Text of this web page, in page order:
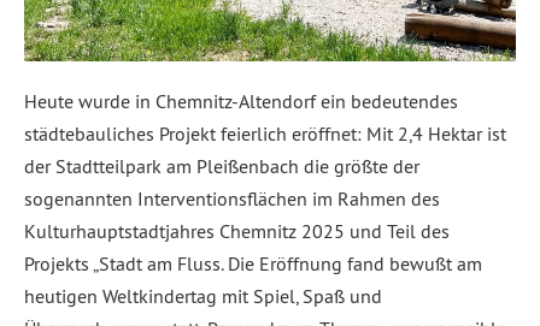
Heute wurde in Chemnitz-Altendorf ein bedeutendes
städtebauliches Projekt feierlich eröffnet: Mit 2,4 Hektar ist
der Stadtteilpark am Pleißenbach die größte der
sogenannten Interventionsflächen im Rahmen des
Kulturhauptstadtjahres Chemnitz 2025 und Teil des
Projekts „Stadt am Fluss. Die Eröffnung fand bewußt am
heutigen Weltkindertag mit Spiel, Spaß und